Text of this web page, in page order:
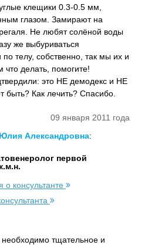
клещики 0.3-0.5 мм,
глазом. Замирают на
Не любят солёной воды
же выбуриваться
телу, собственно, так мы их и
делать, помогите!
это НЕ демодекс и НЕ
быть? Как лечить? Спасибо.
09 января 2011 года
Александровна:
первой
консультанте
тщательное и